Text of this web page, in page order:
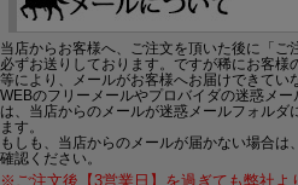
当店からお客様へ、ご注文を頂いた後に「ご
必ずお送りしております。ですが稀にお客様
等により、メールがお客様へお届けできてい
WEBのフリーメールやプロバイダの迷惑メ
は、当店からのメールが迷惑メールフォル
ます。
もしも、当店からのメールが届かない場合
確認ください。
※ご注文後【3営業日】を過ぎても弊社よ